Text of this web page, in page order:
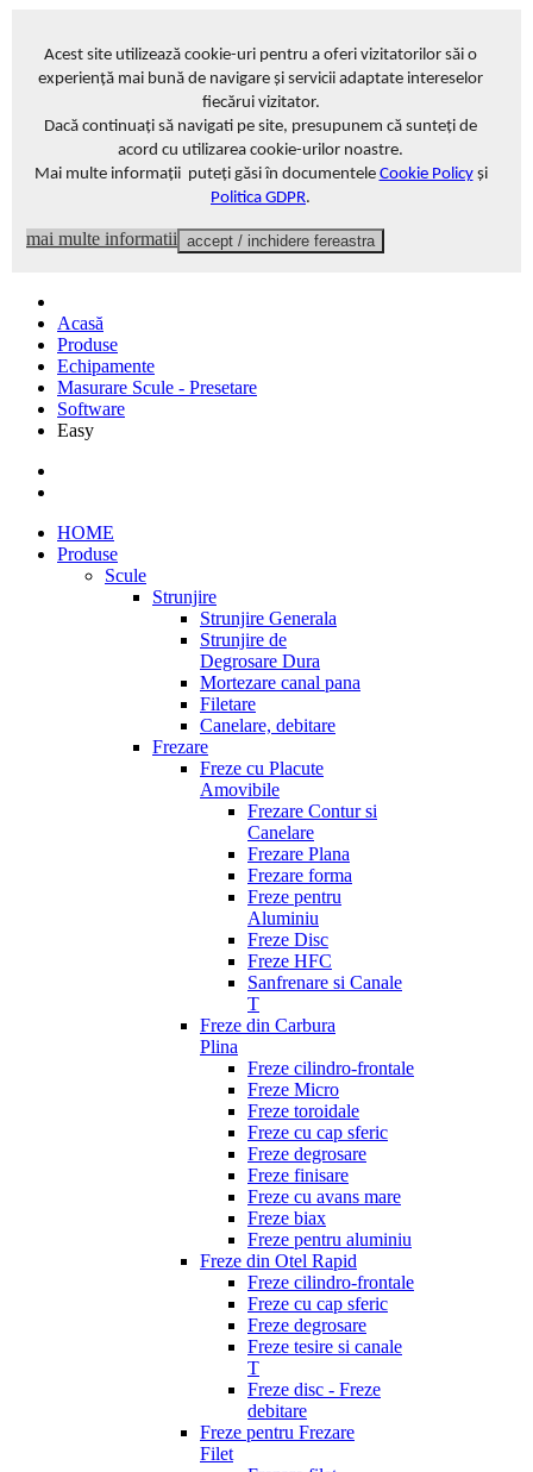
Acest site utilizează cookie-uri pentru a oferi vizitatorilor săi o
experiență mai bună de navigare și servicii adaptate intereselor
fiecărui vizitator.
Dacă continuați să navigati pe site, presupunem că sunteți de
acord cu utilizarea cookie-urilor noastre.
Mai multe informații puteți găsi în documentele Cookie Policyși
Politica GDPR.
mai multe informatii accept / inchidere fereastra
Acasă
Produse
Echipamente
Masurare Scule - Presetare
Software
Easy
HOME
Produse
Scule
Strunjire
Strunjire Generala
Strunjire de
Degrosare Dura
Mortezare canal pana
Filetare
Canelare, debitare
Frezare
Freze cu Placute
Amovibile
Frezare Contur si
Canelare
Frezare Plana
Frezare forma
Freze pentru
Aluminiu
Freze Disc
Freze HFC
Sanfrenare si Canale
T
Freze din Carbura
Plina
Freze cilindro-frontale
Freze Micro
Freze toroidale
Freze cu cap sferic
Freze degrosare
Freze finisare
Freze cu avans mare
Freze biax
Freze pentru aluminiu
Freze din Otel Rapid
Freze cilindro-frontale
Freze cu cap sferic
Freze degrosare
Freze tesire si canale
T
Freze disc - Freze
debitare
Freze pentru Frezare
Filet